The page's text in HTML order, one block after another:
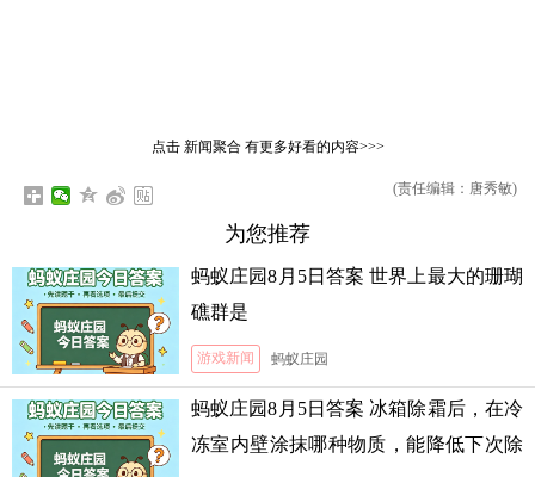
点击 新闻聚合有更多好看的内容>>>
(责任编辑：唐秀敏)
为您推荐
蚂蚁庄园8月5日答案 世界上最大的珊瑚
礁群是
游戏新闻 蚂蚁庄园
蚂蚁庄园8月5日答案 冰箱除霜后，在冷
冻室内壁涂抹哪种物质，能降低下次除